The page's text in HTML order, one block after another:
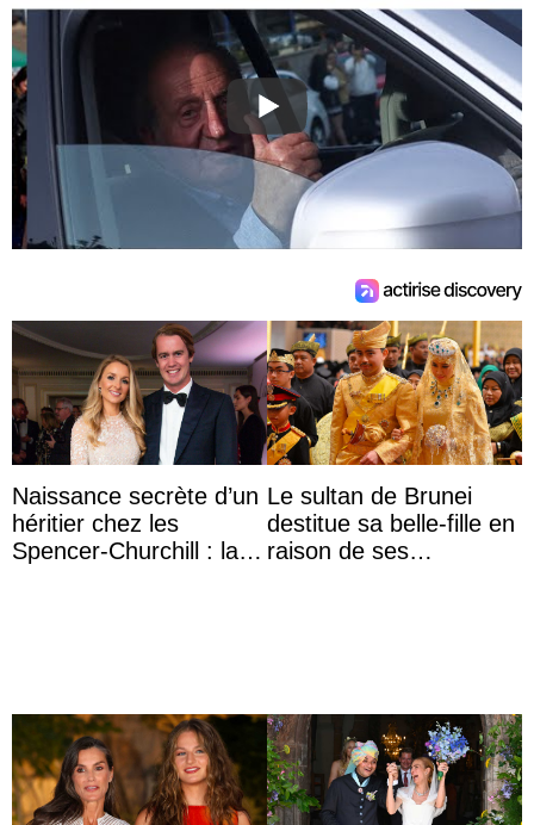
Naissance secrète d’un
héritier chez les
Spencer-Churchill : la
Le sultan de Brunei
destitue sa belle-fille en
raison de ses